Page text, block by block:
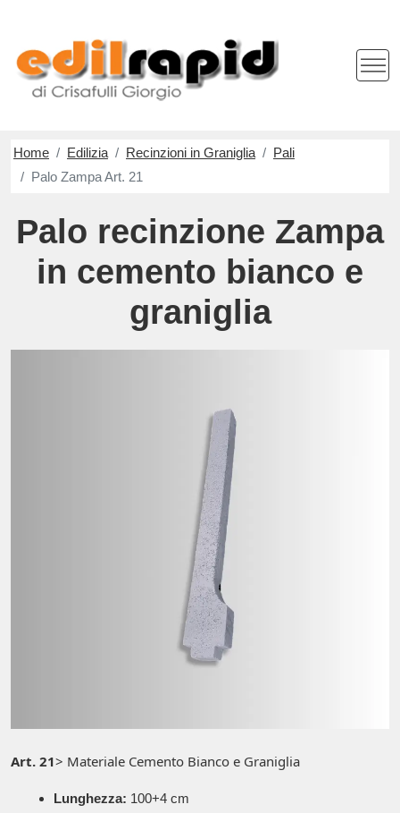
Home Edilizia Recinzioni in Graniglia
Pali
Palo Zampa Art. 21
Palo recinzione Zampa
in cemento bianco e
graniglia
Art. 21> Materiale Cemento Bianco e Graniglia
Lunghezza: 100+4 cm